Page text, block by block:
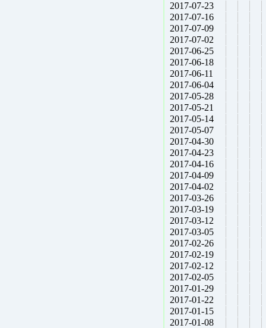
2017-07-23
2017-07-16
2017-07-09
2017-07-02
2017-06-25
2017-06-18
2017-06-11
2017-06-04
2017-05-28
2017-05-21
2017-05-14
2017-05-07
2017-04-30
2017-04-23
2017-04-16
2017-04-09
2017-04-02
2017-03-26
2017-03-19
2017-03-12
2017-03-05
2017-02-26
2017-02-19
2017-02-12
2017-02-05
2017-01-29
2017-01-22
2017-01-15
2017-01-08